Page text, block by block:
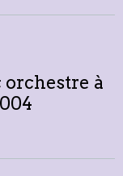
orchestre à